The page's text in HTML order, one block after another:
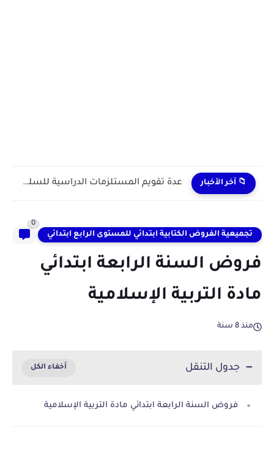
📁 آخر الأخبار عدة تقويم المستلزمات الدراسية للسلك الابتدائي 2025/2026
تجميعية الفروض الكتابية ابتدائي للمستوى الرابع ابتدائي
0
فروض السنة الرابعة ابتدائي
مادة التربية الإسلامية
منذ 8 سنة
جدول التنقل
فروض السنة الرابعة ابتدائي مادة التربية الإسلامية